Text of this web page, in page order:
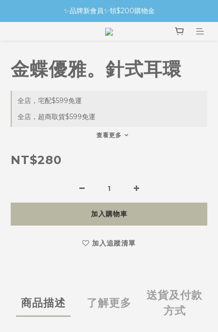
✨品牌新會員✨領$200購物金
金蝶優雅。針式耳環
全店，宅配$599免運
全店，超商取貨$599免運
查看更多
NT$280
加入購物車
加入追蹤清單
商品描述 了解更多
送貨及付款
方式